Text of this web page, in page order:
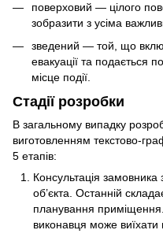
поверховий — цілого
зобразити з усіма
зведений — той, що
евакуації та подається
місце події.
Стадії розробки
В загальному випадку
виготовленням текстово-
5 етапів:
Консультація замовника
об’єкта. Останній
планування
виконавця може виїхати